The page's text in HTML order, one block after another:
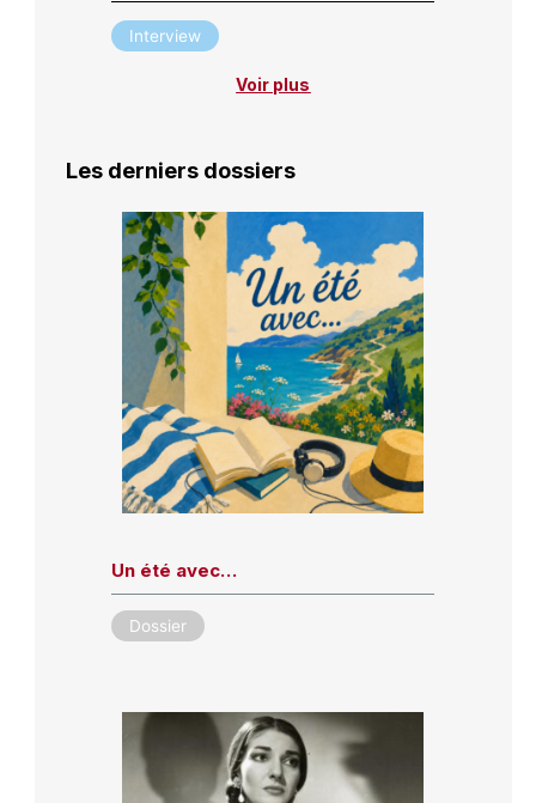
Interview
Voir plus
Les derniers dossiers
Un été avec…
Dossier